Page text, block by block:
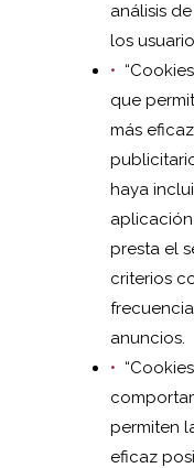
análisis
los
que
más
haya
presta el
criterios
anuncios.
permiten
eficaz